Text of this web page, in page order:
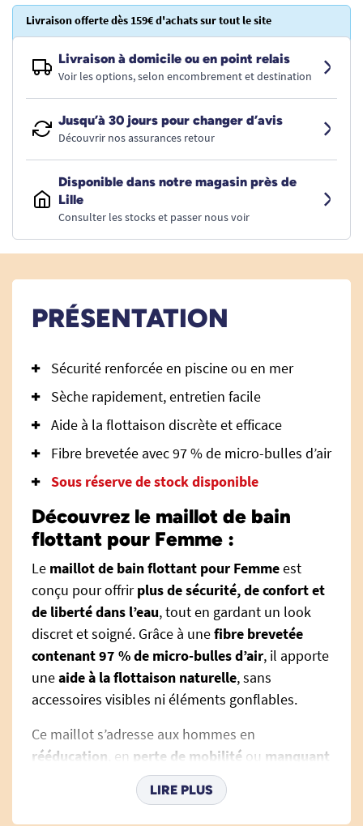
Livraison offerte dès 159€ d'achats sur tout le site
Livraison à domicile ou en point relais
Voir les options, selon encombrement et destination
Jusqu’à 30 jours pour changer d’avis
Découvrir nos assurances retour
Disponible dans notre magasin près de
Lille
Consulter les stocks et passer nous voir
PRÉSENTATION
Sécurité renforcée en piscine ou en mer
Sèche rapidement, entretien facile
Aide à la flottaison discrète et efficace
Fibre brevetée avec 97 % de micro-bulles d’air
Sous réserve de stock disponible
Découvrez le maillot de bain
flottant pour Femme :
Le maillot de bain flottant pour Femmeest
conçu pour offrirplus de sécurité, de confort et
de liberté dans l’eau, tout en gardant un look
discret et soigné. Grâce à unefibre brevetée
contenant 97 % de micro-bulles d’air, il apporte
uneaide à la flottaison naturelle, sans
accessoires visibles ni éléments gonflables.
Ce maillot s’adresse aux hommes en
rééducation , en perte de mobilité ou manquant
de confiance dans l’eau. Il permet de se
maintenir à la surface sans effort, de bouger
librement et de profiter d’une séance de
LIRE PLUS